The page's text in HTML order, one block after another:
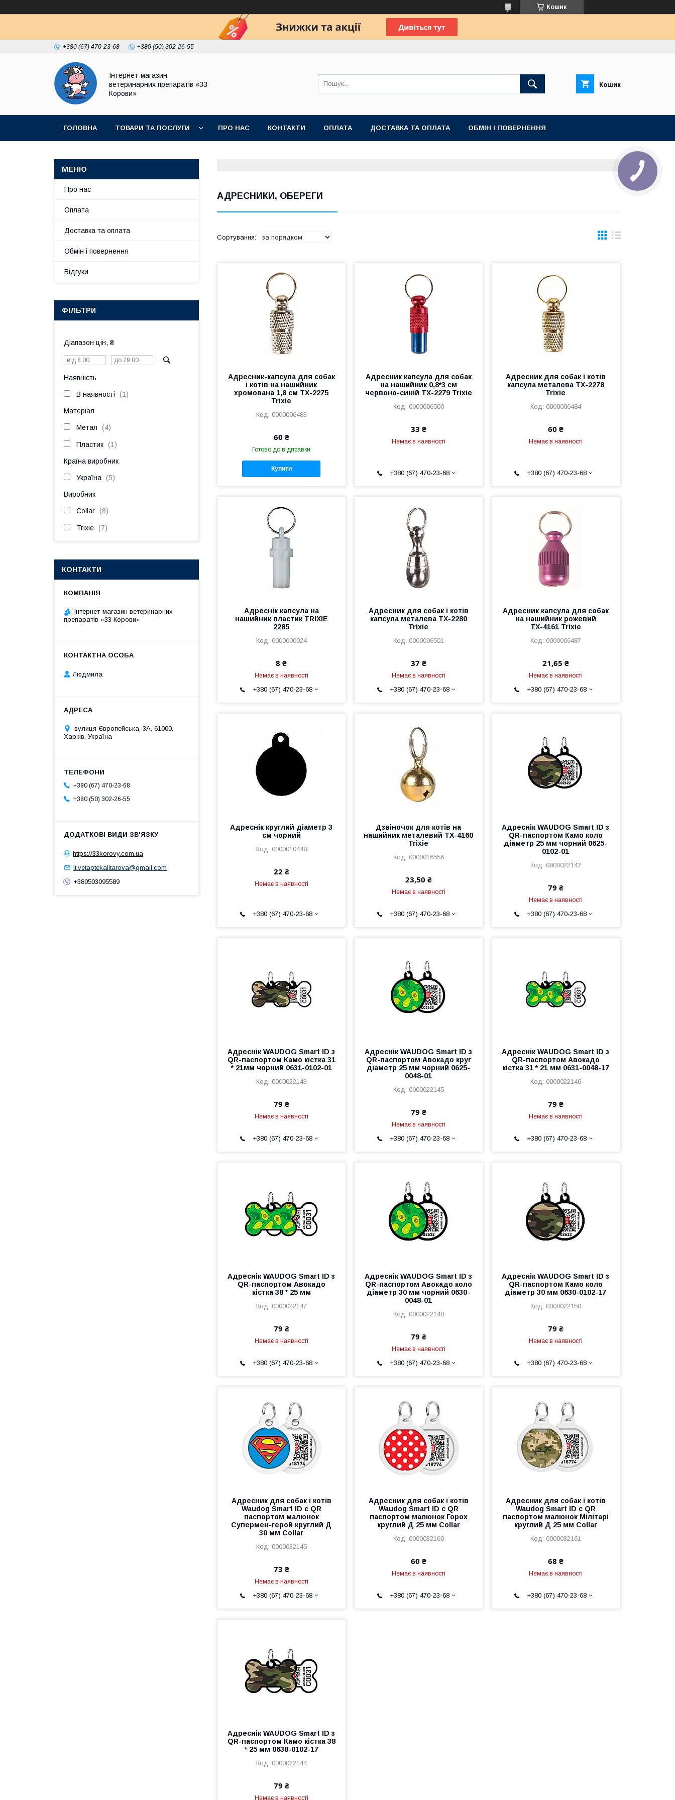
Кошик
+380 (67) 470-23-68 +380 (50) 302-26-55
Інтернет-магазин
ветеринарних препаратів «33
Корови»
Кошик
ГОЛОВНА ТОВАРИ ТА ПОСЛУГИ ПРО НАС КОНТАКТИ ОПЛАТА ДОСТАВКА ТА ОПЛАТА ОБМІН І ПОВЕРНЕННЯ
АДРЕСНИКИ, ОБЕРЕГИ
Адресник-капсула для собак
і котів на нашийник
хромована 1,8 см ТХ-2275
Trixie
0000006483
60 ₴
Готово до відправки
Купити
Адресник капсула для собак
на нашийник 0,8*3 см
червоно-синій ТХ-2279 Trixie
0000006500
33 ₴
Немає в наявності
+380 (67) 470-23-68
Адресник для собак і котів
капсула металева ТХ-2278
Trixie
0000006484
60 ₴
Немає в наявності
+380 (67) 470-23-68
Адреснік капсула на
нашийник пластик TRIXIE
2285
0000000024
8 ₴
Немає в наявності
+380 (67) 470-23-68
Адресник для собак і котів
капсула металева ТХ-2280
Trixie
0000006501
37 ₴
Немає в наявності
+380 (67) 470-23-68
Адресник капсула для собак
на нашийник рожевий
ТХ-4161 Trixie
0000006487
21,65 ₴
Немає в наявності
+380 (67) 470-23-68
Адреснік круглий діаметр 3
см чорний
0000010448
22 ₴
Немає в наявності
+380 (67) 470-23-68
Дзвіночок для котів на
нашийник металевий ТХ-4160
Trixie
0000016556
23,50 ₴
Немає в наявності
+380 (67) 470-23-68
Адреснік WAUDOG Smart ID з
QR-паспортом Камо коло
діаметр 25 мм чорний 0625-
0102-01
0000022142
79 ₴
Немає в наявності
+380 (67) 470-23-68
Адреснік WAUDOG Smart ID з
QR-паспортом Камо кістка 31
* 21мм чорний 0631-0102-01
0000022143
79 ₴
Немає в наявності
+380 (67) 470-23-68
Адреснік WAUDOG Smart ID з
QR-паспортом Авокадо круг
діаметр 25 мм чорний 0625-
0048-01
0000022145
79 ₴
Немає в наявності
+380 (67) 470-23-68
Адреснік WAUDOG Smart ID з
QR-паспортом Авокадо
кістка 31 * 21 мм 0631-0048-17
0000022146
79 ₴
Немає в наявності
+380 (67) 470-23-68
Адреснік WAUDOG Smart ID з
QR-паспортом Авокадо
кістка 38 * 25 мм
0000022147
79 ₴
Немає в наявності
+380 (67) 470-23-68
Адреснік WAUDOG Smart ID з
QR-паспортом Авокадо коло
діаметр 30 мм чорний 0630-
0048-01
0000022148
79 ₴
Немає в наявності
+380 (67) 470-23-68
Адреснік WAUDOG Smart ID з
QR-паспортом Камо коло
діаметр 30 мм 0630-0102-17
0000022150
79 ₴
Немає в наявності
+380 (67) 470-23-68
Адресник для собак і котів
Waudog Smart ID c QR
паспортом малюнок
Супермен-герой круглий Д
30 мм Collar
0000032145
73 ₴
Немає в наявності
+380 (67) 470-23-68
Адресник для собак і котів
Waudog Smart ID c QR
паспортом малюнок Горох
круглий Д 25 мм Collar
0000032160
60 ₴
Немає в наявності
+380 (67) 470-23-68
Адресник для собак і котів
Waudog Smart ID c QR
паспортом малюнок Мілітарі
круглий Д 25 мм Collar
0000032161
68 ₴
Немає в наявності
+380 (67) 470-23-68
Адреснік WAUDOG Smart ID з
QR-паспортом Камо кістка 38
* 25 мм 0638-0102-17
0000022144
79 ₴
Немає в наявності
Про нас
Оплата
Доставка та оплата
Обмін і повернення
Відгуки
ФІЛЬТРИ
Діапазон цін, ₴
Наявність
В наявності 1
Матеріал
Метал 4
Пластик 1
Країна виробник
Україна 5
Виробник
Collar 8
Trixie 7
КОНТАКТИ
Інтернет-магазин ветеринарних
препаратів «33 Корови»
Людмила
вулиця Європейська, 3А, 61000,
Харків, Україна
+380 (67) 470-23-68
+380 (50) 302-26-55
https://33korovy.com.ua
it.vetaptekalitarova@gmail.com
+380503095589